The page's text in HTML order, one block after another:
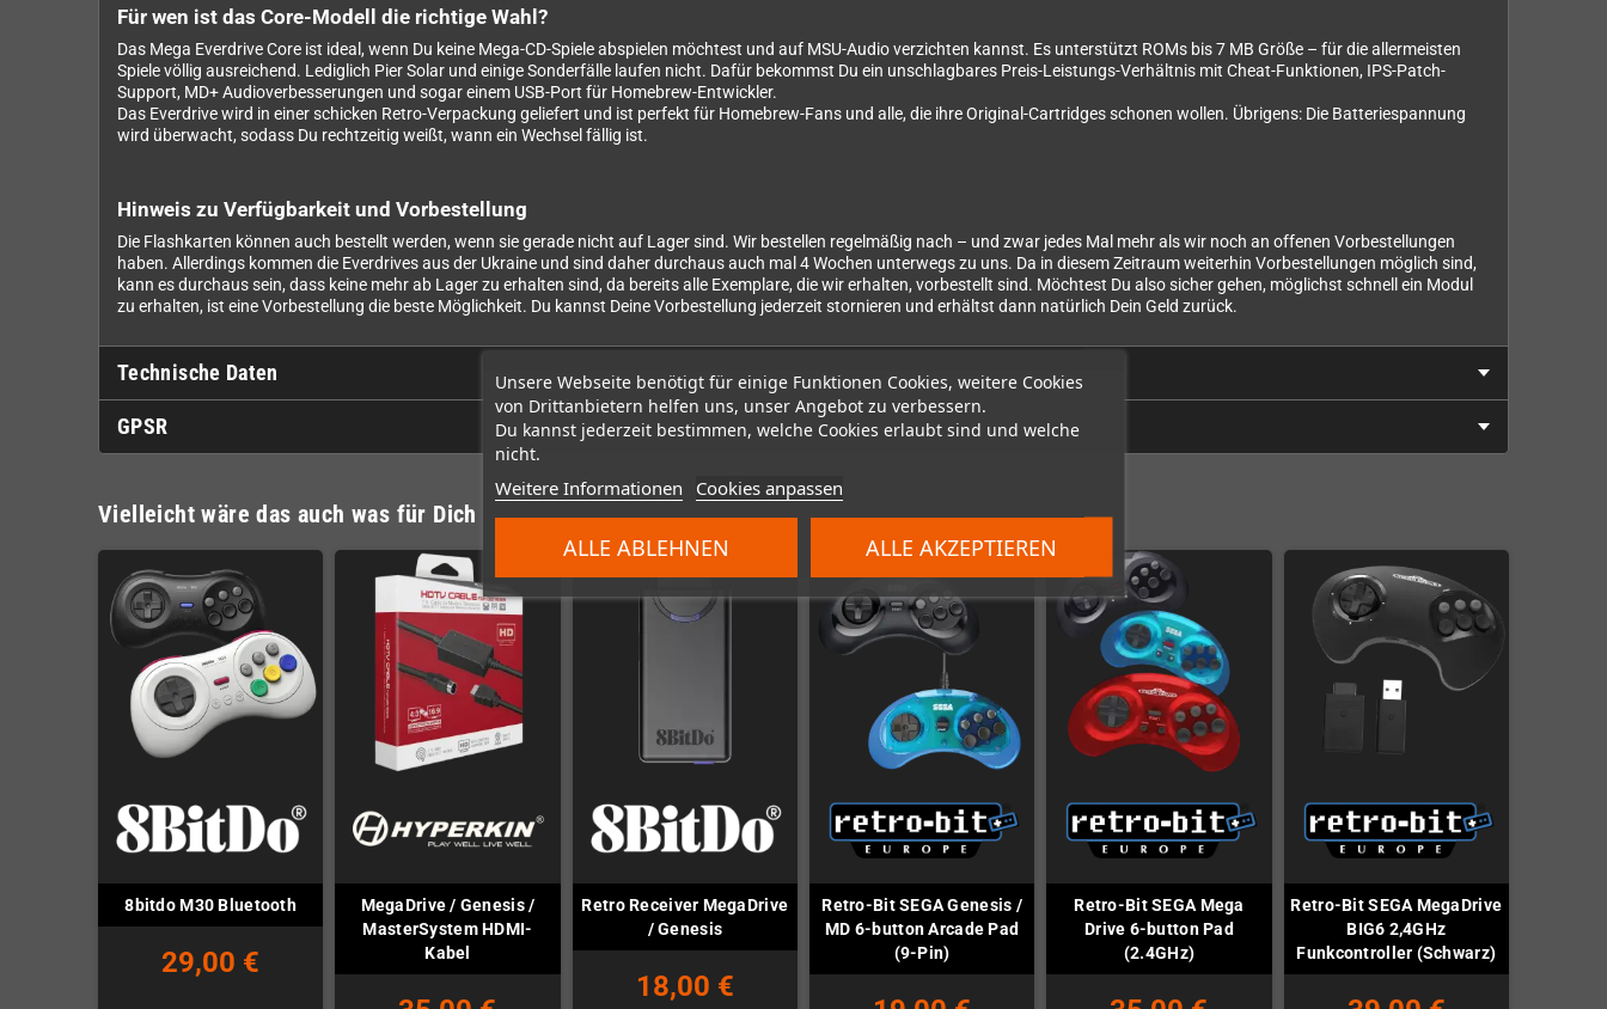
Unsere Webseite benötigt für einige Funktionen Cookies, weitere Cookies
von Drittanbietern helfen uns, unser Angebot zu verbessern.
Du kannst jederzeit bestimmen, welche Cookies erlaubt sind und welche
nicht.
Weitere Informationen Cookies anpassen
ALLE ABLEHNEN ALLE AKZEPTIEREN
Für wen ist das Core-Modell die richtige Wahl?
Das Mega Everdrive Core ist ideal, wenn Du keine Mega-CD-Spiele abspielen möchtest und auf MSU-Audio verzichten kannst. Es unterstützt ROMs bis 7 MB Größe – für die allermeisten
Spiele völlig ausreichend. Lediglich Pier Solar und einige Sonderfälle laufen nicht. Dafür bekommst Du ein unschlagbares Preis-Leistungs-Verhältnis mit Cheat-Funktionen, IPS-Patch-
Support, MD+ Audioverbesserungen und sogar einem USB-Port für Homebrew-Entwickler.
Das Everdrive wird in einer schicken Retro-Verpackung geliefert und ist perfekt für Homebrew-Fans und alle, die ihre Original-Cartridges schonen wollen. Übrigens: Die Batteriespannung
wird überwacht, sodass Du rechtzeitig weißt, wann ein Wechsel fällig ist.
Hinweis zu Verfügbarkeit und Vorbestellung
Die Flashkarten können auch bestellt werden, wenn sie gerade nicht auf Lager sind. Wir bestellen regelmäßig nach – und zwar jedes Mal mehr als wir noch an offenen Vorbestellungen
haben. Allerdings kommen die Everdrives aus der Ukraine und sind daher durchaus auch mal 4 Wochen unterwegs zu uns. Da in diesem Zeitraum weiterhin Vorbestellungen möglich sind,
kann es durchaus sein, dass keine mehr ab Lager zu erhalten sind, da bereits alle Exemplare, die wir erhalten, vorbestellt sind. Möchtest Du also sicher gehen, möglichst schnell ein Modul
zu erhalten, ist eine Vorbestellung die beste Möglichkeit. Du kannst Deine Vorbestellung jederzeit stornieren und erhältst dann natürlich Dein Geld zurück.
Technische Daten
GPSR
Vielleicht wäre das auch was für Dich
8bitdo M30 Bluetooth
29,00 €
MegaDrive / Genesis /
MasterSystem HDMI-
Kabel
Retro Receiver MegaDrive
/ Genesis
18,00 €
Retro-Bit SEGA Genesis /
MD 6-button Arcade Pad
(9-Pin)
Retro-Bit SEGA Mega
Drive 6-button Pad
(2.4GHz)
Retro-Bit SEGA MegaDrive
BIG6 2,4GHz
Funkcontroller (Schwarz)